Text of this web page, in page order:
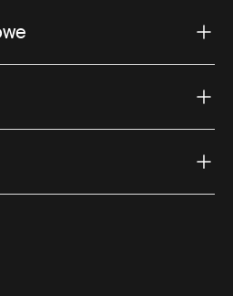
(external link)
Instagram (external link)
on Youtube (external